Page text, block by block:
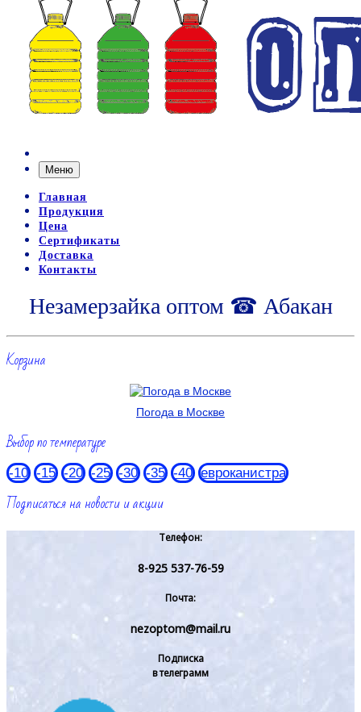
Меню
Главная
Продукция
Цена
Сертификаты
Доставка
Контакты
Незамерзайка оптом ☎ Абакан
Корзина
Погода в Москве
Выбор по температуре
-10 -15 -20 -25 -30 -35 -40 евроканистра
Подписаться на новости и акции
Телефон:
8-925 537-76-59
Почта:
nezoptom@mail.ru
Подписка
в телеграмм